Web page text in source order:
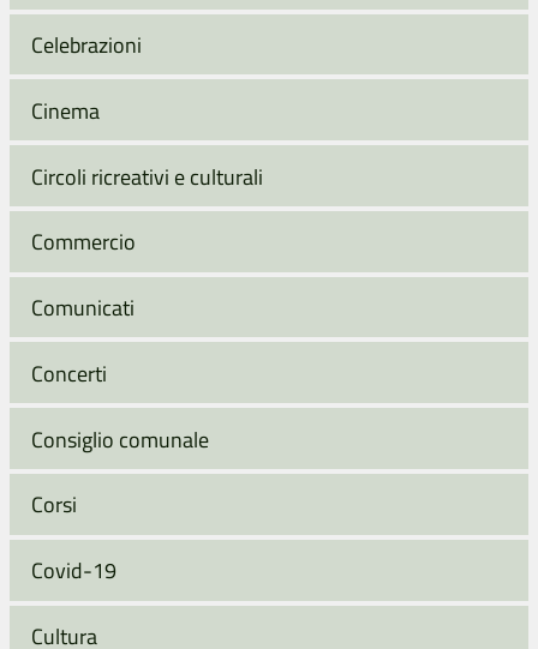
Celebrazioni
Cinema
Circoli ricreativi e culturali
Commercio
Comunicati
Concerti
Consiglio comunale
Corsi
Covid-19
Cultura